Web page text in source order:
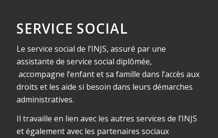
SERVICE SOCIAL
Le service social de l’INJS, assuré par une
assistante de service social diplômée,
accompagne l’enfant et sa famille dans l’accès aux
droits et les aide si besoin dans leurs démarches
administratives.
Il travaille en lien avec les autres services de l’INJS
et également avec les partenaires sociaux